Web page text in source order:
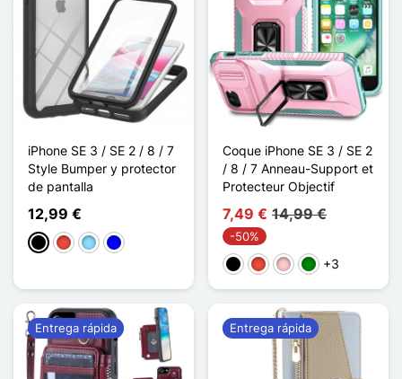
iPhone SE 3 / SE 2 / 8 / 7
Style Bumper y protector
de pantalla
12,99 €
NegroRojoAzul claro
Azul
Coque iPhone SE 3 / SE 2
/ 8 / 7 Anneau-Support et
Protecteur Objectif
7,49 € 14,99 €
-50%
NegroRojoRosaVerde
+3
Entrega rápida Entrega rápida